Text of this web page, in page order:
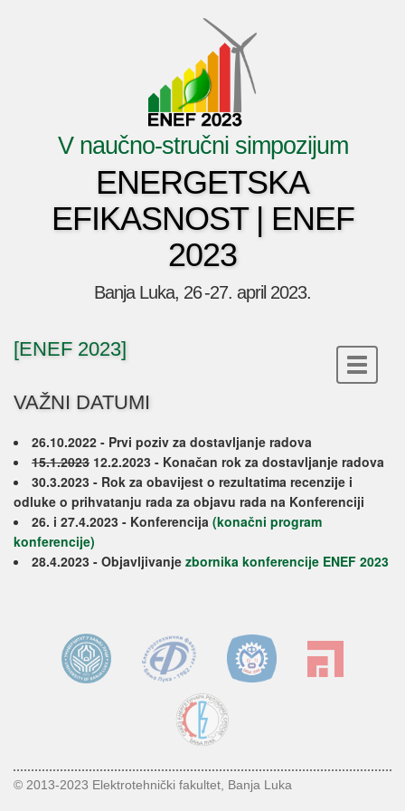
V naučno-stručni simpozijum
ENERGETSKA
EFIKASNOST | ENEF
2023
Banja Luka, 26 -27. april 2023.
[ENEF 2023]
VAŽNI DATUMI
26.10.2022 - Prvi poziv za dostavljanje radova
15.1.2023 12.2.2023 - Konačan rok za dostavljanje radova
30.3.2023 - Rok za obavijest o rezultatima recenzije i
odluke o prihvatanju rada za objavu rada na Konferenciji
26. i 27.4.2023 - Konferencija (konačni program
konferencije)
28.4.2023 - Objavljivanje zbornika konferencije ENEF 2023
© 2013-2023 Elektrotehnički fakultet , Banja Luka